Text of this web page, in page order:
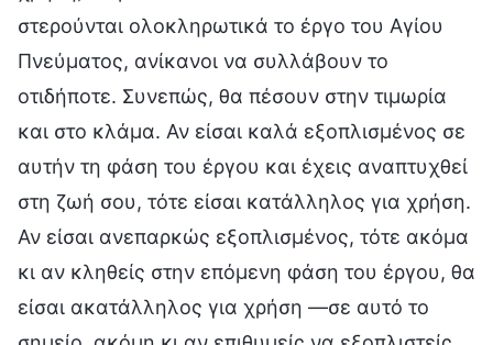
στερούνται ολοκληρωτικά το έργο του Αγίου
Πνεύματος, ανίκανοι να συλλάβουν το
οτιδήποτε. Συνεπώς, θα πέσουν στην τιμωρία
και στο κλάμα. Αν είσαι καλά εξοπλισμένος σε
αυτήν τη φάση του έργου και έχεις αναπτυχθεί
στη ζωή σου, τότε είσαι κατάλληλος για χρήση.
Αν είσαι ανεπαρκώς εξοπλισμένος, τότε ακόμα
κι αν κληθείς στην επόμενη φάση του έργου, θα
είσαι ακατάλληλος για χρήση —σε αυτό το